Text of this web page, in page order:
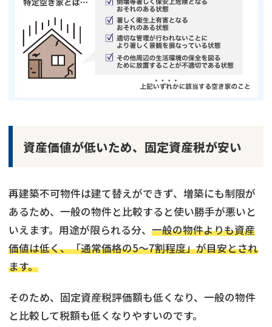
資産価値が低いため、固定資産税が安い
再建築不可物件は建て替えができず、増築にも制限が
あるため、一般の物件と比較すると使い勝手が悪いと
いえます。用途が限られる分、 一般の物件よりも資産
価値は低く、「通常価格の5～7割程度」が目安とされ
ます。
そのため、固定資産税評価額も低くなり、一般の物件
と比較して税額も低くなりやすいのです。